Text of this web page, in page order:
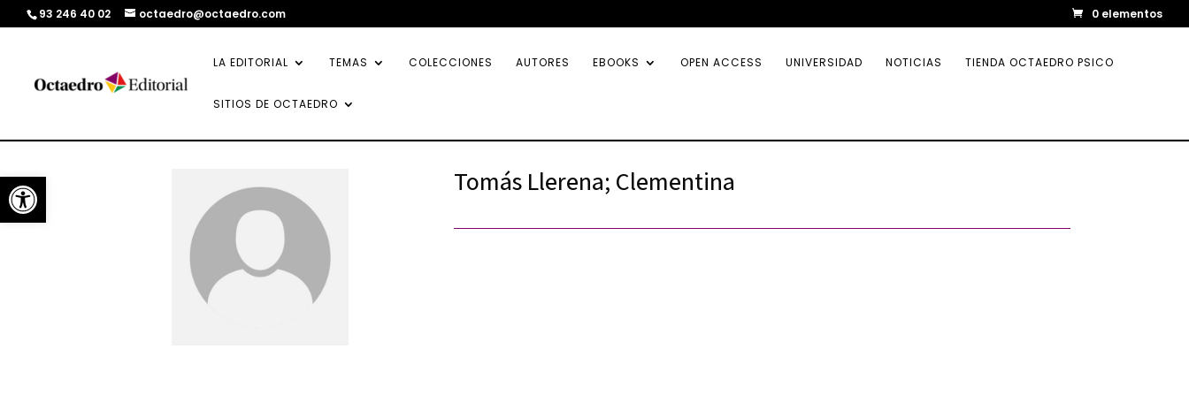
Abrir barra de herramientas
93 246 40 02 octaedro@octaedro.com 0 elementos
LA EDITORIAL TEMAS COLECCIONES AUTORES EBOOKS OPEN ACCESS UNIVERSIDAD NOTICIAS TIENDA OCTAEDRO PSICO
SITIOS DE OCTAEDRO
Tomás Llerena; Clementina